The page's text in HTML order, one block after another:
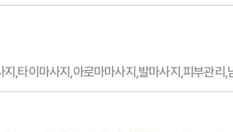
,타이마사지,아로마마사지,발마사지,피부관리,